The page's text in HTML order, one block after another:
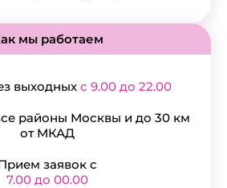
мы работаем
выходных с 9.00 до 22.00
районы Москвы и до 30 км
от МКАД
заявок с
7.00 до 00.00